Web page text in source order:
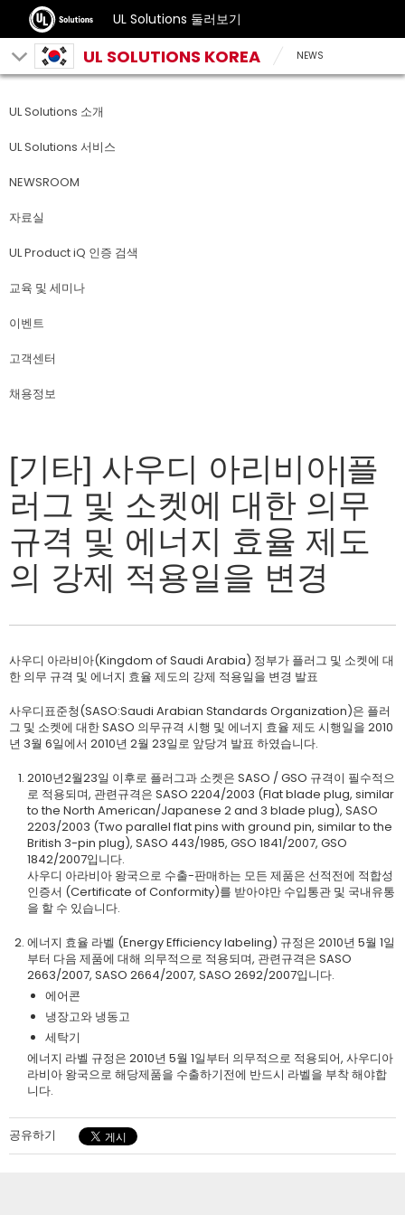
UL Solutions 둘러보기
UL SOLUTIONS KOREA NEWS
UL Solutions 소개
UL Solutions 서비스
NEWSROOM
자료실
UL Product iQ 인증 검색
교육 및 세미나
이벤트
고객센터
채용정보
[기타] 사우디 아리비아|플
러그 및 소켓에 대한 의무
규격 및 에너지 효율 제도
의 강제 적용일을 변경
사우디 아라비아(Kingdom of Saudi Arabia) 정부가 플러그 및 소켓에 대
한 의무 규격 및 에너지 효율 제도의 강제 적용일을 변경 발표
사우디표준청(SASO:Saudi Arabian Standards Organization)은 플러
그 및 소켓에 대한 SASO 의무규격 시행 및 에너지 효율 제도 시행일을 2010
년 3월 6일에서 2010년 2월 23일로 앞당겨 발표 하였습니다.
2010년2월23일 이후로 플러그과 소켓은 SASO / GSO 규격이 필수적으
로 적용되며, 관련규격은 SASO 2204/2003 (Flat blade plug, similar
to the North American/Japanese 2 and 3 blade plug), SASO
2203/2003 (Two parallel flat pins with ground pin, similar to the
British 3-pin plug), SASO 443/1985, GSO 1841/2007, GSO
1842/2007입니다.
사우디 아라비아 왕국으로 수출-판매하는 모든 제품은 선적전에 적합성
인증서 (Certificate of Conformity)를 받아야만 수입통관 및 국내유통
을 할 수 있습니다.
에너지 효율 라벨 (Energy Efficiency labeling) 규정은 2010년 5월 1일
부터 다음 제품에 대해 의무적으로 적용되며, 관련규격은 SASO
2663/2007, SASO 2664/2007, SASO 2692/2007입니다.
에어콘
냉장고와 냉동고
세탁기
에너지 라벨 규정은 2010년 5월 1일부터 의무적으로 적용되어, 사우디아
라비아 왕국으로 해당제품을 수출하기전에 반드시 라벨을 부착 해야합
니다.
공유하기